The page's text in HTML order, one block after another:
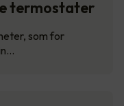
termostater
som for